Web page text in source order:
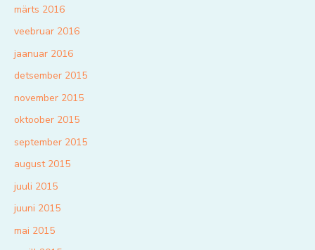
märts 2016
veebruar 2016
jaanuar 2016
detsember 2015
november 2015
oktoober 2015
september 2015
august 2015
juuli 2015
juuni 2015
mai 2015